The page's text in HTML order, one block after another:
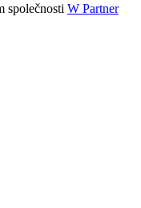
společnosti W Partner